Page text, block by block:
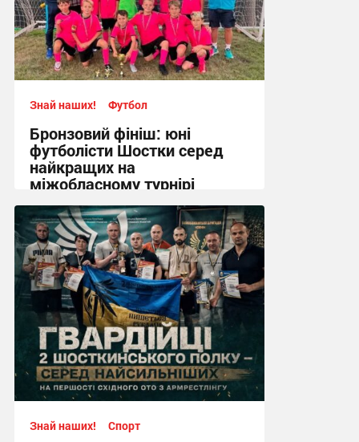
Знай наших! Футбол
Бронзовий фініш: юні
футболісти Шостки серед
найкращих на
міжобласному турнірі
11:57, 4.08.2026
Знай наших! Спорт